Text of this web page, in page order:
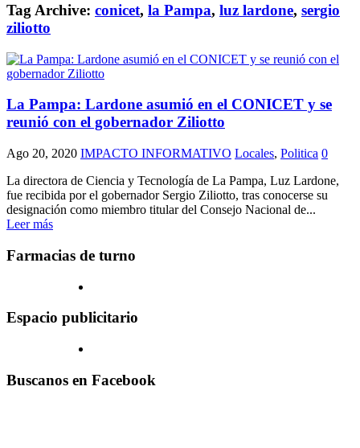
Tag Archive: conicet, la Pampa, luz lardone, sergio
ziliotto
La Pampa: Lardone asumió en el CONICET y se
reunió con el gobernador Ziliotto
Ago 20, 2020 IMPACTO INFORMATIVO Locales, Politica 0
La directora de Ciencia y Tecnología de La Pampa, Luz Lardone,
fue recibida por el gobernador Sergio Ziliotto, tras conocerse su
designación como miembro titular del Consejo Nacional de...
Leer más
Farmacias de turno
Espacio publicitario
Buscanos en Facebook